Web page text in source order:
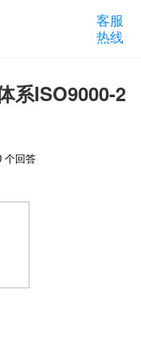
客服
热线
系ISO9000-2
0 个回答